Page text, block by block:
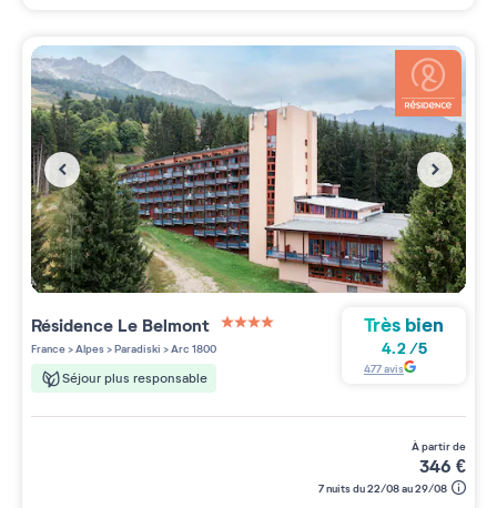
Résidence Le Belmont
France>Alpes>Paradiski >Arc 1800
Séjour plus responsable
Très bien
4.2/5
477avis
à partir de
346 €
7 nuits du 22/08 au 29/08